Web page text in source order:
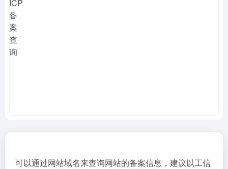
可以通过网站域名来查询网站的备案信息，建议以工信